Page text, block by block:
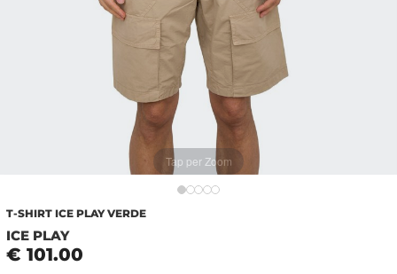
Tap per Zoom
T-SHIRT ICE PLAY VERDE
ICE PLAY
€ 101.00